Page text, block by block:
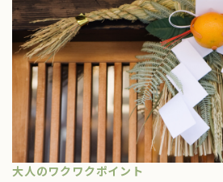
大人のワクワクポイント